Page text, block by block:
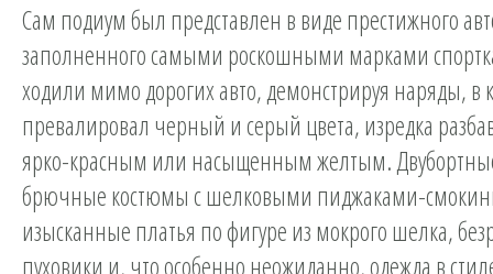
Сам подиум был представлен в виде престижного
заполненного самыми роскошными марками
ходили мимо дорогих авто, демонстрируя наряды, в
превалировал черный и серый цвета, изредка
ярко-красным или насыщенным желтым.
брючные костюмы с шелковыми пиджаками-
изысканные платья по фигуре из мокрого шелка,
пуховики и, что особенно неожиданно, одежда в